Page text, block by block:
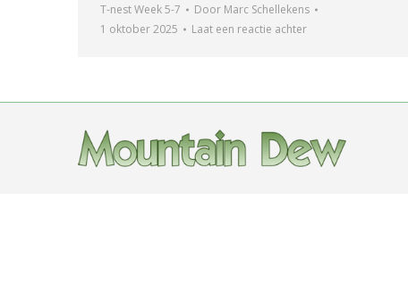
T-nest Week 5-7 Door Marc Schellekens
1 oktober 2025
Laat een reactie achter